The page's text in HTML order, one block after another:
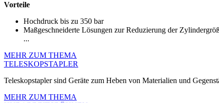
Vorteile
Hochdruck bis zu 350 bar
Maßgeschneiderte Lösungen zur Reduzierung der
...
MEHR ZUM THEMA
TELESKOPSTAPLER
Teleskopstapler sind Geräte zum Heben von Materialien und
MEHR ZUM THEMA